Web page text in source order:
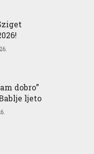
dobro”
ljeto